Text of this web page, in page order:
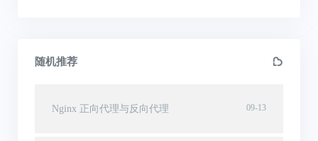
随机推荐
09-13
Nginx 正向代理与反向代理